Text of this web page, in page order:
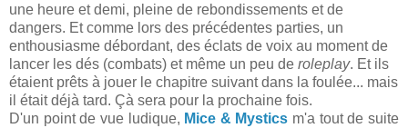
une heure et demi, pleine de rebondissements et de
dangers. Et comme lors des précédentes parties, un
enthousiasme débordant, des éclats de voix au moment de
lancer les dés (combats) et même un peu de roleplay. Et ils
étaient prêts à jouer le chapitre suivant dans la foulée... mais
il était déjà tard. Çà sera pour la prochaine fois.
D'un point de vue ludique, Mice & Mystics m'a tout de suite